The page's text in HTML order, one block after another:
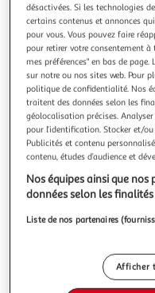
DOUCEUR
Store à lamelles
Informations Techniques
Matière : Aluminium Spécificités : Élégant
d'entretien Couleur :
En savoir +
Vendu par Paris Prix
Livr. ou retrait dès
A partir de 7,99€
Plus d'options
désactivées. Si les technologies
certains contenus et annonces
pour vous. Vous pouvez faire
pour retirer votre consentement
mes préférences" en bas de
sur notre ou nos sites web. Pour
politique de confidentialité. Nos
traitent des données selon les
géolocalisation précises.
pour l’identification. Stocker et/
Publicités et contenu
contenu, études d’audience et
Nos équipes ainsi que
données selon les
Liste de nos partenaires
Afficher